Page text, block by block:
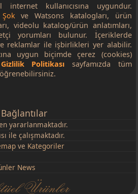
kullanıcısına uygundur.
Şokve Watsons katalogları, ürün
videolu katalog/ürün anlatımları,
yorumları bulunur. İçeriklerde
reklamlar ile işbirlikleri yer alabilir.
uygun biçimde çerez (cookies)
Gizlilik Politikası sayfamızda tüm
Bağlantılar
yararlanmaktadır.
ile çalışmaktadır.
ve Kategoriler
News